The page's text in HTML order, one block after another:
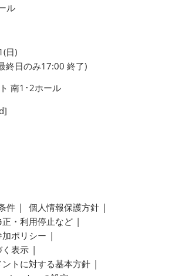
ル
日)
終日のみ17:00 終了)
南1･2ホール
件
個人情報保護方針
・利用停止など
ポリシー
表示
トに対する基本方針